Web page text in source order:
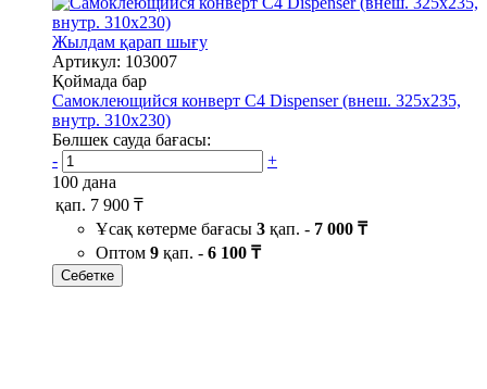
Жылдам қарап шығу
Артикул: 103007
Қоймада бар
Самоклеющийся конверт С4 Dispenser (внеш. 325х235,
внутр. 310х230)
Бөлшек сауда бағасы:
-
+
100 дана
қап. 7 900 ₸
Ұсақ көтерме бағасы 3 қап. - 7 000 ₸
Оптом 9 қап. - 6 100 ₸
Себетке